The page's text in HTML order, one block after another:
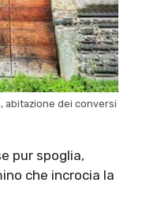
abitazione dei conversi
pur spoglia,
che incrocia la